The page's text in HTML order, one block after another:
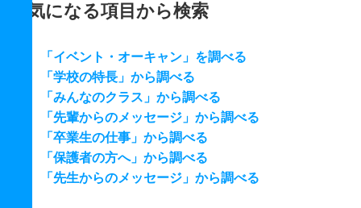
気になる項目から検索
「イベント・オーキャン」を調べる
「学校の特長」から調べる
「みんなのクラス」から調べる
「先輩からのメッセージ」から調べる
「卒業生の仕事」から調べる
「保護者の方へ」から調べる
「先生からのメッセージ」から調べる